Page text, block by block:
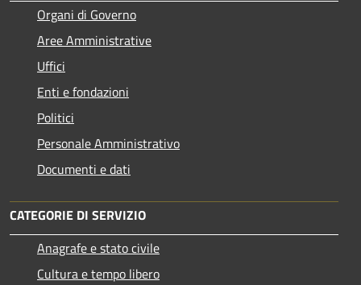
Organi di Governo
Aree Amministrative
Uffici
Enti e fondazioni
Politici
Personale Amministrativo
Documenti e dati
CATEGORIE DI SERVIZIO
Anagrafe e stato civile
Cultura e tempo libero